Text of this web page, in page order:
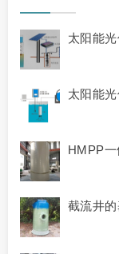
太阳能
太阳能
HMPP
截流井